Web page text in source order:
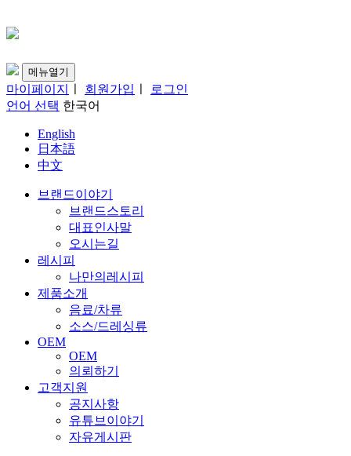
메뉴열기
마이페이지 회원가입
로그인
언어 선택 한국어
English
日本語
中文
브랜드이야기
브랜드스토리
대표인사말
오시는길
레시피
나만의레시피
제품소개
음료/차류
소스/드레싱류
OEM
OEM
의뢰하기
고객지원
공지사항
유튜브이야기
자유게시판